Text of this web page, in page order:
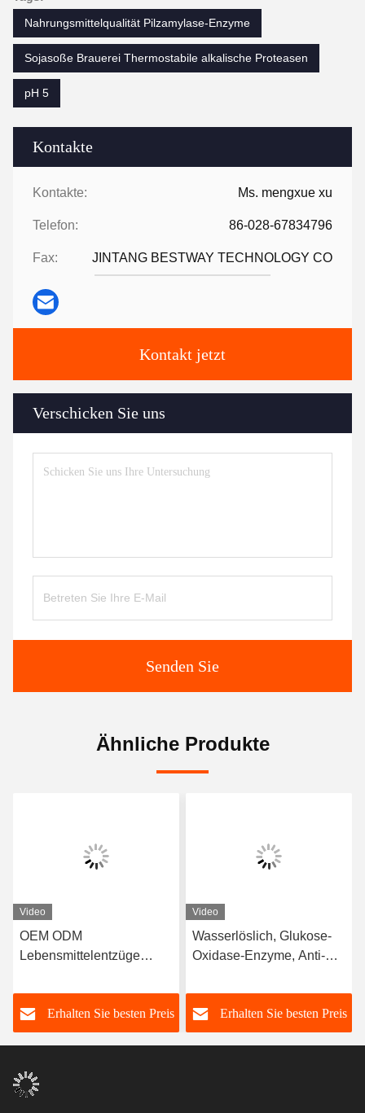
Kontakte
Kontakte: Ms. mengxue xu
Telefon: 86-028-67834796
Fax: JINTANG BESTWAY TECHNOLOGY CO
Kontakt jetzt
Verschicken Sie uns
Senden Sie
Nahrungsmittelqualität Pilzamylase-Enzyme
Sojasoße Brauerei Thermostabile alkalische Proteasen
pH 5
Ähnliche Produkte
Video
OEM ODM
Lebensmittelentzüge
Improviser
Lockerungsmittel
Erhalten Sie besten Preis
Video
Wasserlöslich, Glukose-
Oxidase-Enzyme, Anti-
Erhalten Sie besten Preis